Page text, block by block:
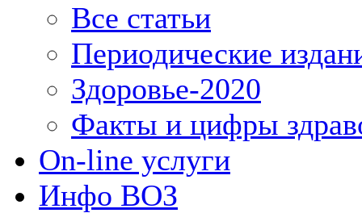
Все статьи
Периодические
Здоровье-2020
Факты и цифры
On-line услуги
Инфо ВОЗ